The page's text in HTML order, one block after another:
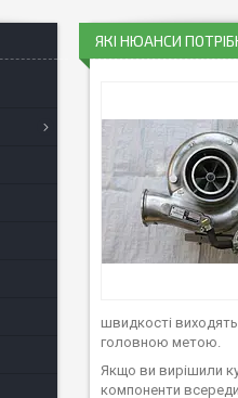
ЯКІ НЮАНСИ
швидкості
головною метою.
Якщо ви вирішили
компоненти